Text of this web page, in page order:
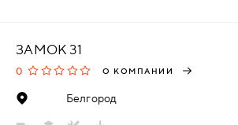
ЗАМОК 31
0 О КОМПАНИИ
Белгород